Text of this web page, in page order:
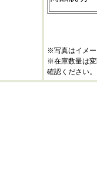
※写真はイメ
※在庫数量は変
確認ください。